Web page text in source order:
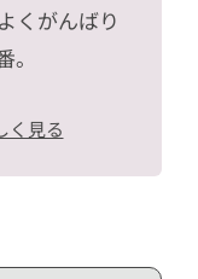
くがんばり
く見る